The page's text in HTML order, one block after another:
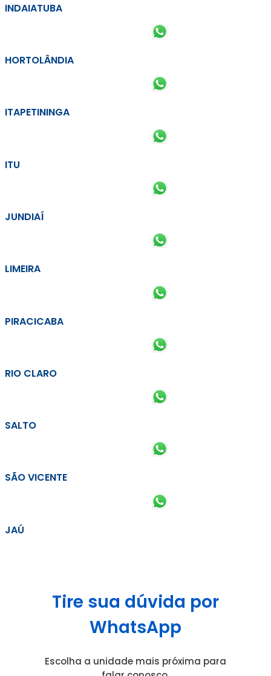
INDAIATUBA
HORTOLÂNDIA
ITAPETININGA
ITU
JUNDIAÍ
LIMEIRA
PIRACICABA
RIO CLARO
SALTO
SÃO VICENTE
JAÚ
Tire sua dúvida por
WhatsApp
Escolha a unidade mais próxima para